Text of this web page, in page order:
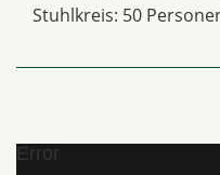
Stuhlkreis: 50
Error